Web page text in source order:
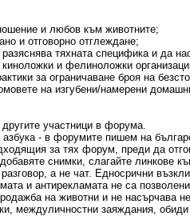
и любов към животните;
и отговорно отглеждане;
тяхната специфика и да
и фелиноложки
за ограничаване броя на
на изгубени/намерени
участници в форума.
- в форумите пишем на
за тях форум, преди да
снимки, слагайте линкове
а не чат. Едносрични
и антирекламата не са
на животни и не насърчава
междуличностни заяждания,